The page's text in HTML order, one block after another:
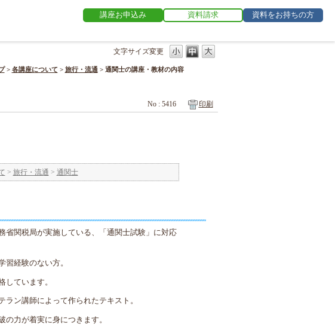
講座お申込み 資料請求 資料をお持ちの方
文字サイズ変更
> 各講座について > 旅行・流通 > 通関士の講座・教材の内容
No : 5416 印刷
> 旅行・流通 > 通関士
省関税局が実施している、「通関士試験」に対応
習経験のない方。
しています。
ン講師によって作られたテキスト。
力が着実に身につきます。